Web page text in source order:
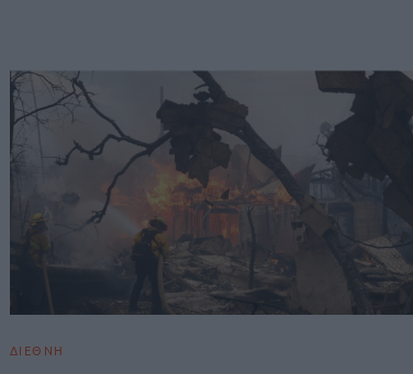
ΔΙΕΘΝΗ